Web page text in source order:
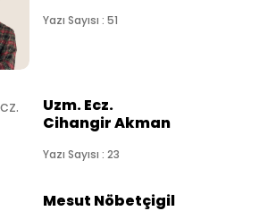
Yazı Sayısı : 51
Uzm. Ecz.
Cihangir Akman
Yazı Sayısı : 23
Mesut Nöbetçigil